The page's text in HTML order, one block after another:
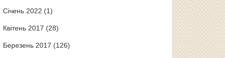
Січень 2022 (1)
Квітень 2017 (28)
Березень 2017 (126)